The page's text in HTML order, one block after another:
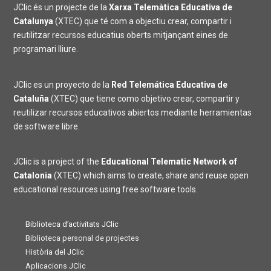
JClic és un projecte de la Xarxa Telemàtica Educativa de
Catalunya (XTEC) que té com a objectiu crear, compartir i
reutilitzar recursos educatius oberts mitjançant eines de
programari lliure.
JClic es un proyecto de la Red Telemática Educativa de
Cataluña (XTEC) que tiene como objetivo crear, compartir y
reutilizar recursos educativos abiertos mediante herramientas
de software libre.
JClic is a project of the Educational Telematic Network of
Catalonia (XTEC) which aims to create, share and reuse open
educational resources using free software tools.
Biblioteca d’activitats JClic
Biblioteca personal de projectes
Història del JClic
Aplicacions JClic